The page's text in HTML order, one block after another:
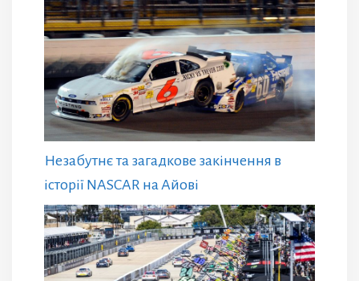
Незабутнє та загадкове закінчення в
історії NASCAR на Айові